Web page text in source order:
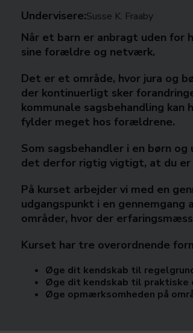
Undervisere:Susse K. Fraaby
Når et barn er anbragt uden
sine forældre og netværk.
Det er et område, hvor jura og
der kontinuerligt sker
kommunale sagsbehandling
fylder meget hos forældrene.
Som sagsbehandler i en børn
det derfor rigtig vigtigt, at du
På kurset arbejder vi med en
udgangspunkt i en
områder, hvor der
Kurset har tre overordnende
Øge dit kendskab til
Øge dit kendskab til praktiske
Øge opmærksomheden på